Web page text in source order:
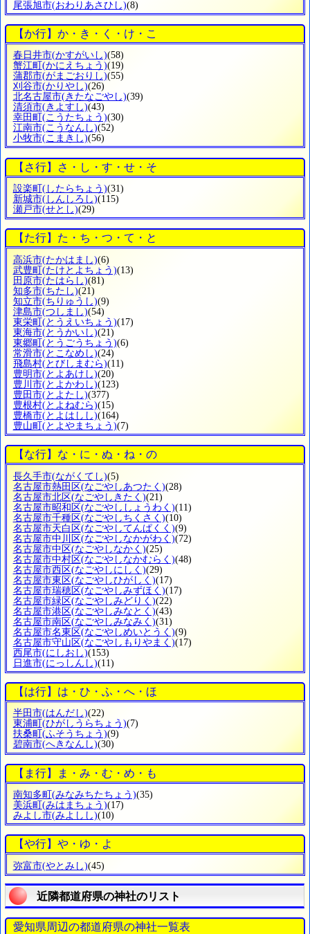
尾張旭市(おわりあさひし)(8)
【か行】か・き・く・け・こ
春日井市(かすがいし)(58)
蟹江町 (かにえちょう)(19)
蒲郡市(がまごおりし)(55)
刈谷市(かりやし)(26)
北名古屋市(きたなごやし)(39)
清須市(きよすし)(43)
幸田町 (こうたちょう)(30)
江南市(こうなんし)(52)
小牧市(こまきし)(56)
【さ行】さ・し・す・せ・そ
設楽町 (したらちょう)(31)
新城市(しんしろし)(115)
瀬戸市(せとし)(29)
【た行】た・ち・つ・て・と
高浜市(たかはまし)(6)
武豊町 (たけとよちょう)(13)
田原市(たはらし)(81)
知多市(ちたし)(21)
知立市(ちりゅうし)(9)
津島市(つしまし)(54)
東栄町 (とうえいちょう)(17)
東海市(とうかいし)(21)
東郷町 (とうごうちょう)(6)
常滑市(とこなめし)(24)
飛島村(とびしまむら)(11)
豊明市(とよあけし)(20)
豊川市(とよかわし)(123)
豊田市(とよたし)(377)
豊根村(とよねむら)(15)
豊橋市(とよはしし)(164)
豊山町 (とよやまちょう)(7)
【な行】な・に・ぬ・ね・の
長久手市(ながくてし)(5)
名古屋市熱田区(なごやしあつたく)(28)
名古屋市北区(なごやしきたく)(21)
名古屋市昭和区(なごやししょうわく)(11)
名古屋市千種区(なごやしちくさく)(10)
名古屋市天白区(なごやしてんぱくく)(9)
名古屋市中川区(なごやしなかがわく)(72)
名古屋市中区(なごやしなかく)(25)
名古屋市中村区(なごやしなかむらく)(48)
名古屋市西区(なごやしにしく)(29)
名古屋市東区(なごやしひがしく)(17)
名古屋市瑞穂区(なごやしみずほく)(17)
名古屋市緑区(なごやしみどりく)(22)
名古屋市港区(なごやしみなとく)(43)
名古屋市南区(なごやしみなみく)(31)
名古屋市名東区(なごやしめいとうく)(9)
名古屋市守山区(なごやしもりやまく)(17)
西尾市(にしおし)(153)
日進市(にっしんし)(11)
【は行】は・ひ・ふ・へ・ほ
半田市(はんだし)(22)
東浦町 (ひがしうらちょう)(7)
扶桑町 (ふそうちょう)(9)
碧南市(へきなんし)(30)
【ま行】ま・み・む・め・も
南知多町 (みなみちたちょう)(35)
美浜町 (みはまちょう)(17)
みよし市(みよしし)(10)
【や行】や・ゆ・よ
弥富市(やとみし)(45)
近隣都道府県の神社のリスト
愛知県周辺の都道府県の神社一覧表